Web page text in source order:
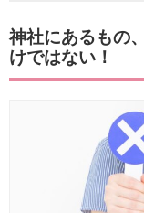
神社にあるもの
けではない！